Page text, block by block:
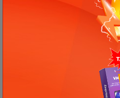
Cháo thịt bò thơm ngon hấp
Rau củ hấp